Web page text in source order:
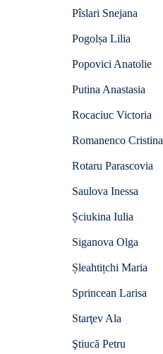
Pîslari Snejana
Pogolșa Lilia
Popovici Anatolie
Putina Anastasia
Rocaciuc Victoria
Romanenco Cristina
Rotaru Parascovia
Saulova Inessa
Șciukina Iulia
Siganova Olga
Șleahtițchi Maria
Sprincean Larisa
Starţev Ala
Ştiucă Petru